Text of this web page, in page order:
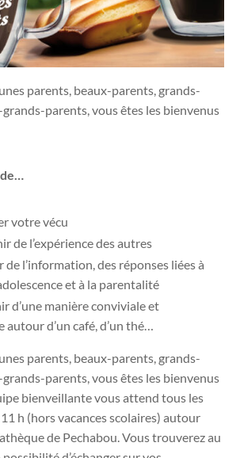
parents, beaux-parents, grands-
parents, vous êtes les bienvenus
de…
votre vécu
de l’expérience des autres
de l’information, des réponses liées à
et à la parentalité
d’une manière conviviale et
autour d’un café, d’un thé…
parents, beaux-parents, grands-
parents, vous êtes les bienvenus
bienveillante vous attend tous les
h (hors vacances scolaires) autour
de Pechabou. Vous trouverez au